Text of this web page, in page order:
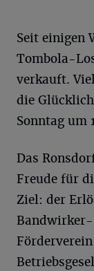
Seit einigen
Tombola-
verkauft.
die
Sonntag um
Das
Freude für
Ziel: der
Bandwirker-